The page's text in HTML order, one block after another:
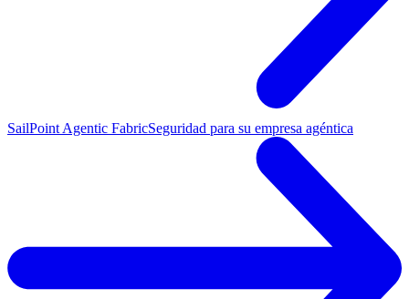
SailPoint Agentic FabricSeguridad para su empresa agéntica